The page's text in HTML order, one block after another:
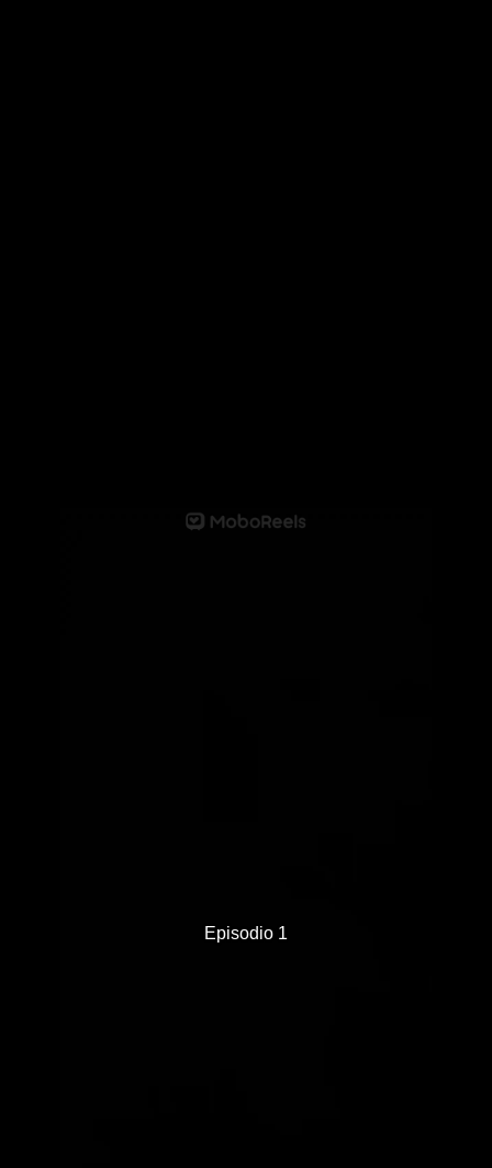
Episodio 1